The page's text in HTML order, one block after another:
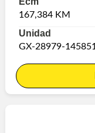
167,384 KM
Unidad
GX-28979-145851